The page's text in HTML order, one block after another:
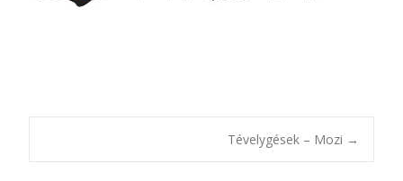
Tévelygések – Mozi →